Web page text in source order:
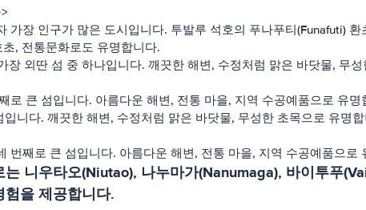
가장 인구가 많은 도시입니다. 투발루 석호의 푸나푸티(Funafuti)
, 전통문화로도 유명합니다.
장 외딴 섬 중 하나입니다. 깨끗한 해변, 수정처럼 맑은 바닷물, 무
로 큰 섬입니다. 아름다운 해변, 전통 마을, 지역 수공예품으로 유
니다. 깨끗한 해변, 수정처럼 맑은 바닷물, 무성한 초목으로 유명
번째로 큰 섬입니다. 아름다운 해변, 전통 마을, 지역 수공예품으
니우타오(Niutao), 나누마가(Nanumaga), 바이투푸
을 제공합니다.